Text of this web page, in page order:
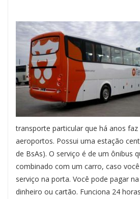
transporte particular que há anos
aeroportos. Possui uma estação
de BsAs). O serviço é de um ônibus
combinado com um carro, caso
serviço na porta. Você pode pagar
dinheiro ou cartão. Funciona 24